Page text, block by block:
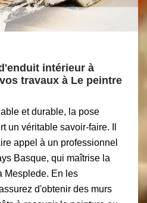
intérieur à
travaux à Le peintre
et durable, la pose
un véritable savoir-faire. Il
appel à un professionnel
Basque, qui maîtrise la
Mesplede. En les
d'obtenir des murs